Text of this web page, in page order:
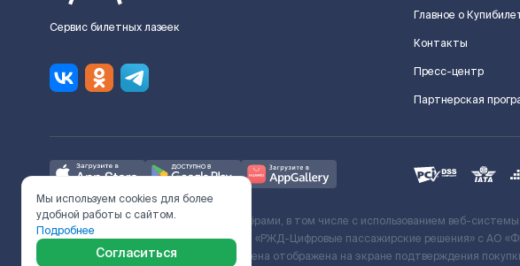
Сервис билетных лазеек
Главное о
Контакты
Пресс-центр
Партнерская
Ж/Д билеты предоставляются партнёрами, в том числе с использованием веб-
с Поставщиком услуг и Договора ООО «РЖД-Цифровые пассажирские решения» c АО
включает сервисный сбор. Итоговая цена отображена на экране подтверждения
Мы используем cookies для более
удобной работы с сайтом.
Подробнее
Согласиться